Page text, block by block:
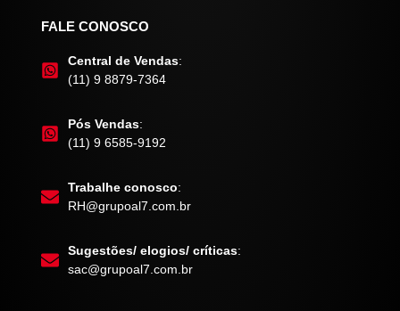
FALE CONOSCO
Central de Vendas:
(11) 9 8879-7364
Pós Vendas:
(11) 9 6585-9192
Trabalhe conosco:
RH@grupoal7.com.br
Sugestões/ elogios/ críticas:
sac@grupoal7.com.br